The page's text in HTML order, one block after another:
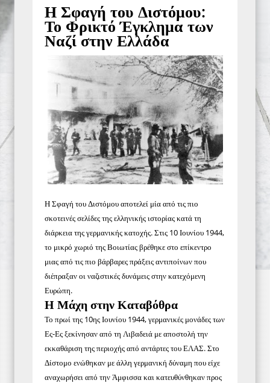
Η Σφαγή του Διστόμου:
Το Φρικτό Έγκλημα των
Ναζί στην Ελλάδα
Η Σφαγή του Διστόμου αποτελεί μία από τις πιο
σκοτεινές σελίδες της ελληνικής ιστορίας κατά τη
διάρκεια της γερμανικής κατοχής. Στις 10 Ιουνίου 1944,
το μικρό χωριό της Βοιωτίας βρέθηκε στο επίκεντρο
μιας από τις πιο βάρβαρες πράξεις αντιποίνων που
διέπραξαν οι ναζιστικές δυνάμεις στην κατεχόμενη
Ευρώπη.
Η Μάχη στην Καταβόθρα
Το πρωί της 10ης Ιουνίου 1944, γερμανικές μονάδες των
Ες-Ες ξεκίνησαν από τη Λιβαδειά με αποστολή την
εκκαθάριση της περιοχής από αντάρτες του ΕΛΑΣ. Στο
Δίστομο ενώθηκαν με άλλη γερμανική δύναμη που είχε
αναχωρήσει από την Άμφισσα και κατευθύνθηκαν προς